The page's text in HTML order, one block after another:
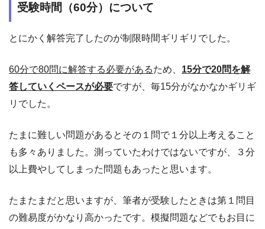
受験時間（60分）について
とにかく解答完了したのが制限時間ギリギリでした。
60分で80問に解答する必要があるため、 15分で20問を解
答していくペースが必要ですが、毎15分がなかなかギリギ
リでした。
たまに難しい問題があるとその１問で１分以上考えること
も多々ありました。測っていたわけではないですが、３分
以上費やしてしまった問題もあったと思います。
たまたまだと思いますが、筆者が受験したときは第１問目
の難易度がかなり高かったです。模擬問題などでもお目に